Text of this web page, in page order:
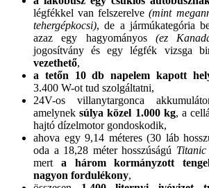
légfékkel van felszerelve(mint
tehergépkocsi), de a jármúkategória
azaz egy hagyományos (ez
jogosítvány és egy légfék vizsga
vezethető,
a tetőn 10 db napelem kapott
3.400 W-ot tud szolgáltatni,
24V-os villanytargonca
amelyneksúlya közel 1.000 kg, a
hajtó dízelmotor gondoskodik,
ahova egy 9,14 méteres (30 láb
oda a 18,28 méter hosszúságú Titanic
mert a három kormányzott
nagyon fordulékony,